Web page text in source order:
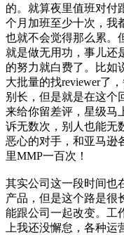
的。就算夜里值班对付
个月加班至少十次，我
也就不会觉得那么累。
就是做无用功，事儿还
的努力就白费了。比如
大批量的找reviewer了
别长，但是就是在这个
来给你留差评，星级马
诉无数次，别人也能无
恶心的对手，和亚马逊
里MMP一百次！
其实公司这一段时间也
产品，但是这个路是很
能跟公司一起改变。工
上我还没懈怠，各种